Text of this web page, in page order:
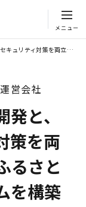
者向けふるさと納税プラットフォームを構築
営会社
と、
策を両
るさと
を構築